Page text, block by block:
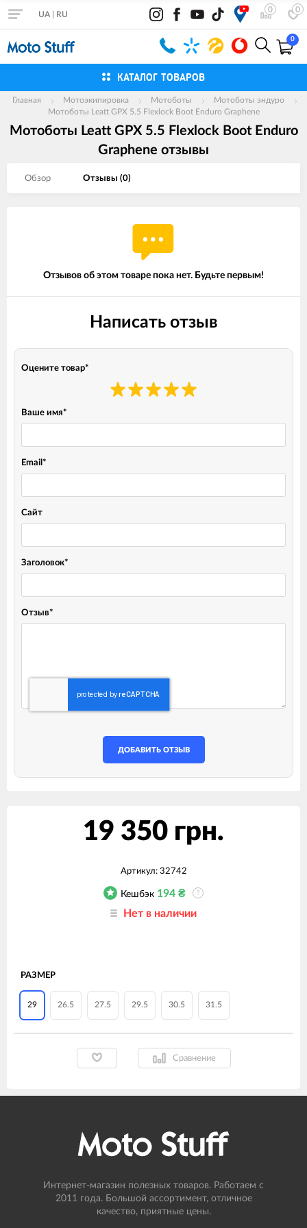
0 0
UA RU
0
КАТАЛОГ ТОВАРОВ
Главная Мотоэкипировка Мотоботы
Мотоботы эндуро
Мотоботы Leatt GPX 5.5 Flexlock Boot Enduro Graphene
Мотоботы Leatt GPX 5.5 Flexlock Boot Enduro
Graphene отзывы
Обзор Отзывы (0)
Отзывов об этом товаре пока нет. Будьте первым!
Написать отзыв
Оцените товар*
Ваше имя*
Email *
Сайт
Заголовок*
Отзыв*
ДОБАВИТЬ ОТЗЫВ
19 350 грн.
Артикул: 32742
Кешбэк 194 ₴ ?
Нет в наличии
РАЗМЕР
29 26.5 27.5 29.5 30.5 31.5
Сравнение
Интернет-магазин полезных товаров. Работаем с
2011 года. Большой ассортимент, отличное
качество, приятные цены.